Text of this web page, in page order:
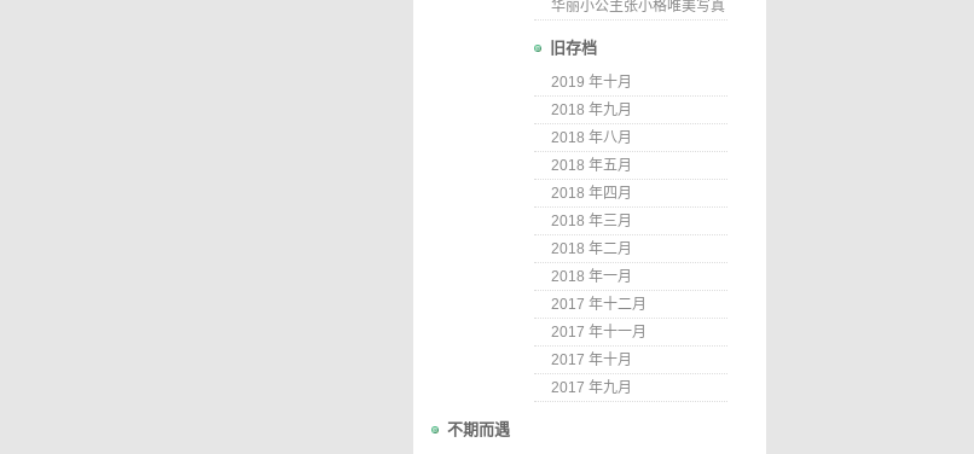
华丽小公主张小格唯美写真
旧存档
2019 年十月
2018 年九月
2018 年八月
2018 年五月
2018 年四月
2018 年三月
2018 年二月
2018 年一月
2017 年十二月
2017 年十一月
2017 年十月
2017 年九月
不期而遇